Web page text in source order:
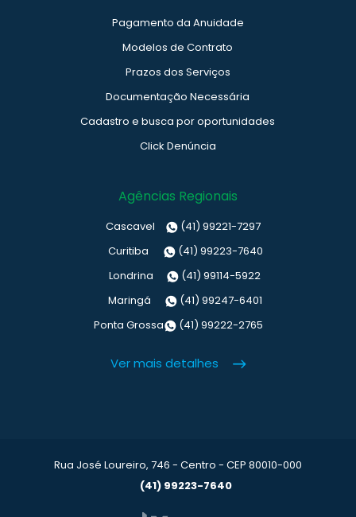
Pagamento da Anuidade
Modelos de Contrato
Prazos dos Serviços
Documentação Necessária
Cadastro e busca por oportunidades
Click Denúncia
Agências Regionais
Cascavel
(41) 99221-7297
Curitiba
(41) 99223-7640
Londrina
(41) 99114-5922
Maringá
(41) 99247-6401
Ponta Grossa
(41) 99222-2765
Ver mais detalhes
Rua José Loureiro, 746 - Centro - CEP 80010-000
(41) 99223-7640